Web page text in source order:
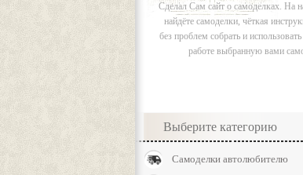
Сделал Сам сайт о самоделках. На
найдёте самоделки, чёткая
без проблем собрать и
работе выбранную вами
Выберите категорию
Самоделки автолюбителю